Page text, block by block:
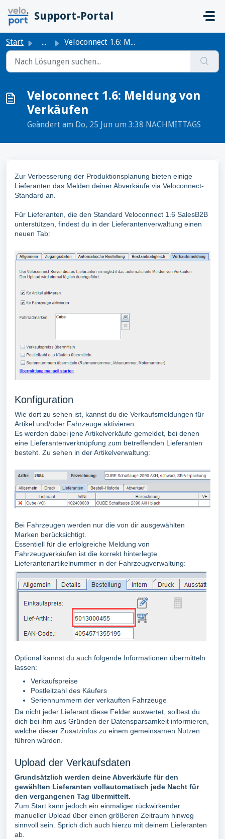
Support-Portal
Start ... Veloconnect 1.6: Meldung von Verkäufen
Veloconnect 1.6: Meldung von
Verkäufen
Geändert am Do, 25 Jun um 3:38 NACHMITTAGS
Zur Verbesserung der Produktionsplanung bieten einige
Lieferanten das Melden deiner Abverkäufe via Veloconnect-
Standard an.
Für Lieferanten, die den Standard Veloconnect 1.6 SalesB2B
unterstützen, findest du in der Lieferantenverwaltung einen
neuen Tab:
Konfiguration
Wie dort zu sehen ist, kannst du die Verkaufsmeldungen für
Artikel und/oder Fahrzeuge aktivieren.
Es werden dabei jene Artikelverkäufe gemeldet, bei denen
eine Lieferantenverknüpfung zum betreffenden Lieferanten
besteht. Zu sehen in der Artikelverwaltung:
Bei Fahrzeugen werden nur die von dir ausgewählten
Marken berücksichtigt.
Essentiell für die erfolgreiche Meldung von
Fahrzeugverkäufen ist die korrekt hinterlegte
Lieferantenartikelnummer in der Fahrzeugverwaltung:
Optional kannst du auch folgende Informationen übermitteln
lassen:
Verkaufspreise
Postleitzahl des Käufers
Seriennummern der verkauften Fahrzeuge
Da nicht jeder Lieferant diese Felder auswertet, solltest du
dich bei ihm aus Gründen der Datensparsamkeit informieren,
welche dieser Zusatzinfos zu einem gemeinsamen Nutzen
führen würden.
Upload der Verkaufsdaten
Grundsätzlich werden deine Abverkäufe für den
gewählten Lieferanten vollautomatisch jede Nacht für
den vergangenen Tag übermittelt.
Zum Start kann jedoch ein einmaliger rückwirkender
manueller Upload über einen größeren Zeitraum hinweg
sinnvoll sein. Sprich dich auch hierzu mit deinem Lieferanten
ab.